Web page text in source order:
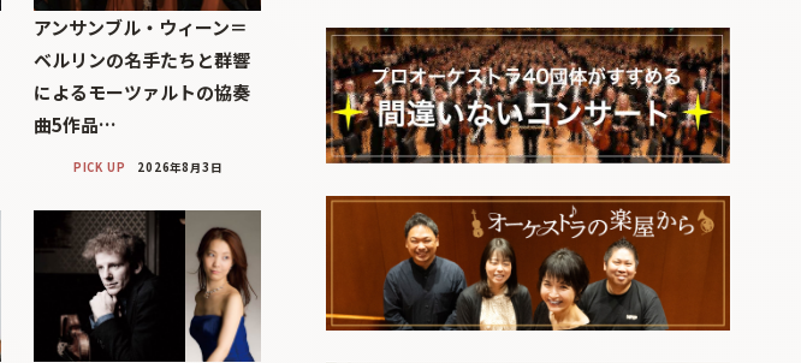
アンサンブル・ウィーン＝
ベルリンの名手たちと群響
によるモーツァルトの協奏
曲5作品…
PICK UP 2026年8月3日